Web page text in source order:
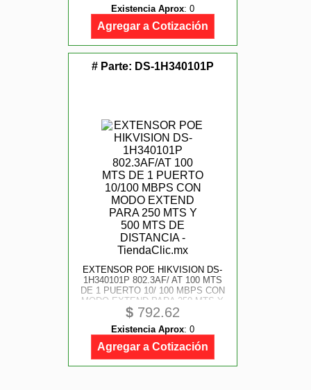
Existencia Aprox: 0
Agregar a Cotización
# Parte: DS-1H340101P
EXTENSOR POE HIKVISION DS-
1H340101P 802.3AF/ AT 100 MTS
DE 1 PUERTO 10/ 100 MBPS CON
MODO EXTEND PARA 250 MTS Y
500 MTS DE DISTANCIA
$ 792.62
Existencia Aprox: 0
Agregar a Cotización